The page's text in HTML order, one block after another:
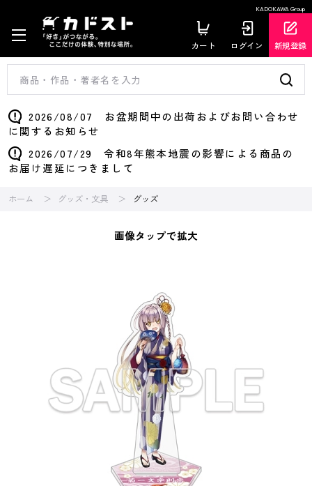
KADOKAWA Group
カート ログイン 新規登録
2026/08/07 お盆期間中の出荷およびお問い合わせ
に関するお知らせ
2026/07/29 令和8年熊本地震の影響による商品の
お届け遅延につきまして
ホーム グッズ・文具 グッズ
画像タップで拡大